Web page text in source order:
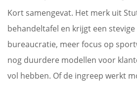
Kort samengevat. Het merk uit
behandeltafel en krijgt een
bureaucratie, meer focus op
nog duurdere modellen voor
vol hebben. Of de ingreep werkt